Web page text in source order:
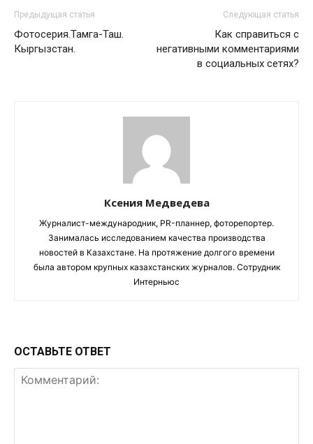
Предыдущая статья
Фотосерия.Тамга-Таш.
Кыргызстан.
Следующая статья
Как справиться с
негативными комментариями
в социальных сетях?
Ксения Медведева
Журналист-международник, PR-планнер, фоторепортер.
Занималась исследованием качества производства
новостей в Казахстане. На протяжение долгого времени
была автором крупных казахстанских журналов. Сотрудник
Интерньюс
ОСТАВЬТЕ ОТВЕТ